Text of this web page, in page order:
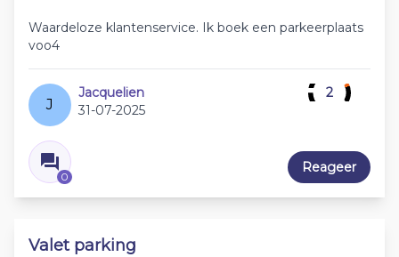
Waardeloze klantenservice. Ik boek een parkeerplaats
voo4
J
Jacquelien
31-07-2025
0
2
Reageer
Valet parking